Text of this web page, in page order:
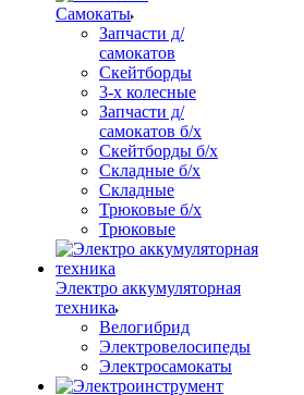
Самокаты
Запчасти д/
самокатов
Скейтборды
3-х колесные
Запчасти д/
самокатов б/х
Скейтборды б/х
Складные б/х
Складные
Трюковые б/х
Трюковые
Электро аккумуляторная
техника
Велогибрид
Электровелосипеды
Электросамокаты